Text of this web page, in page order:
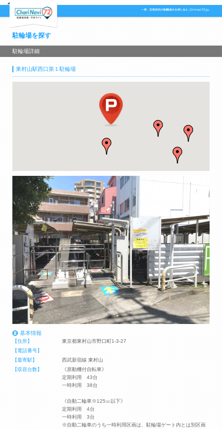
駐輪場を探す
駐輪場詳細
東村山駅西口第１駐輪場
基本情報
【住所】
東京都東村山市野口町1-3-27
【電話番号】
【最寄駅】
西武新宿線 東村山
【収容台数】
《原動機付自転車》
定期利用 43台
一時利用 38台
《自動二輪車※125㏄以下》
定期利用 4台
一時利用 3台
※自動二輪車のうち一時利用区画は、駐輪場ゲート内とは別区画